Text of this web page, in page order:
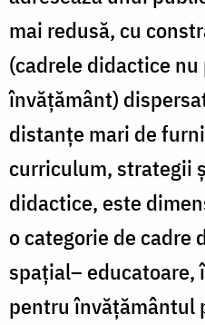
mai redusă, cu
(cadrele didactice
învățământ)
distanțe mari de
curriculum, strategii
didactice, este
o categorie de
spațial– educatoare,
pentru învățământul